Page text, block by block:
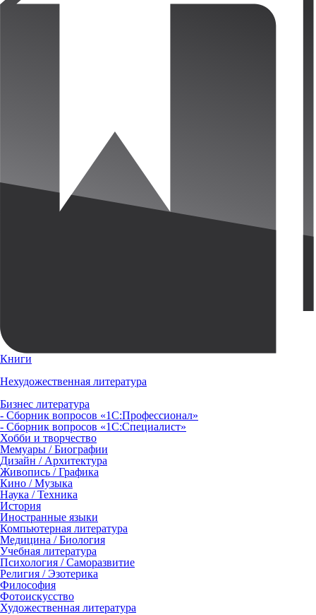
Книги
Нехудожественная литература
Бизнес литература
- Сборник вопросов «1С:Профессионал»
- Сборник вопросов «1С:Специалист»
Хобби и творчество
Мемуары / Биографии
Дизайн / Архитектура
Живопись / Графика
Кино / Музыка
Наука / Техника
История
Иностранные языки
Компьютерная литература
Медицина / Биология
Учебная литература
Психология / Саморазвитие
Религия / Эзотерика
Философия
Фотоискусство
Художественная литература